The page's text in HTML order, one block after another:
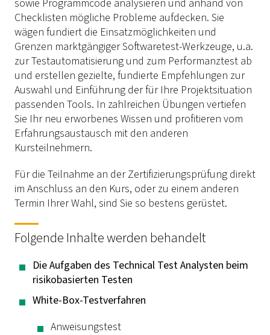
sowie Programmcode analysieren und anhand von
Checklisten mögliche Probleme aufdecken. Sie
wägen fundiert die Einsatzmöglichkeiten und
Grenzen marktgängiger Softwaretest-Werkzeuge, u.a.
zur Testautomatisierung und zum Performanztest ab
und erstellen gezielte, fundierte Empfehlungen zur
Auswahl und Einführung der für Ihre Projektsituation
passenden Tools. In zahlreichen Übungen vertiefen
Sie Ihr neu erworbenes Wissen und profitieren vom
Erfahrungsaustausch mit den anderen
Kursteilnehmern.
Für die Teilnahme an der Zertifizierungsprüfung direkt
im Anschluss an den Kurs, oder zu einem anderen
Termin Ihrer Wahl, sind Sie so bestens gerüstet.
Folgende Inhalte werden behandelt
Die Aufgaben des Technical Test Analysten beim
risikobasierten Testen
White-Box-Testverfahren
Anweisungstest